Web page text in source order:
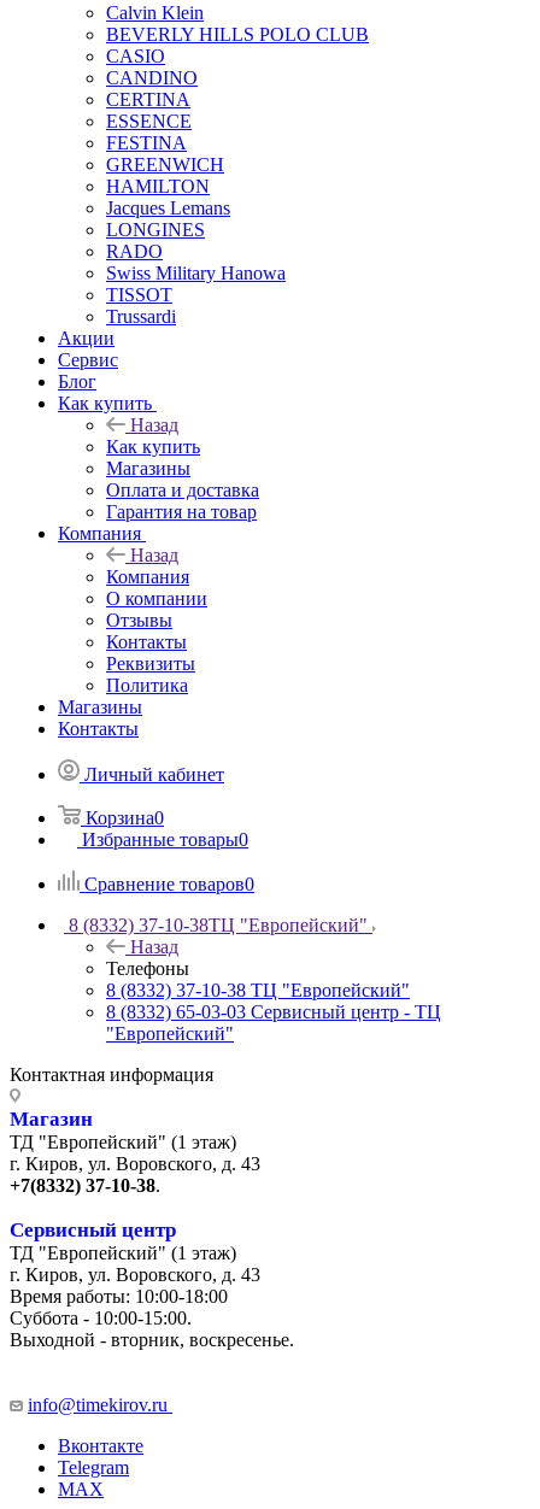
Calvin Klein
BEVERLY HILLS POLO CLUB
CASIO
CANDINO
CERTINA
ESSENCE
FESTINA
GREENWICH
HAMILTON
Jacques Lemans
LONGINES
RADO
Swiss Military Hanowa
TISSOT
Trussardi
Акции
Сервис
Блог
Как купить
Назад
Как купить
Магазины
Оплата и доставка
Гарантия на товар
Компания
Назад
Компания
О компании
Отзывы
Контакты
Реквизиты
Политика
Магазины
Контакты
Личный кабинет
Корзина0
Избранные товары0
Сравнение товаров0
8 (8332) 37-10-38ТЦ "Европейский"
Назад
Телефоны
8 (8332) 37-10-38 ТЦ "Европейский"
8 (8332) 65-03-03 Сервисный центр - ТЦ
"Европейский"
Контактная информация
Магазин
ТД "Европейский" (1 этаж)
г. Киров, ул. Воровского, д. 43
+7(8332) 37-10-38.
Сервисный центр
ТД "Европейский" (1 этаж)
г. Киров, ул. Воровского, д. 43
Время работы: 10:00-18:00
Суббота - 10:00-15:00.
Выходной - вторник, воскресенье.
info@timekirov.ru
Вконтакте
Telegram
MAX